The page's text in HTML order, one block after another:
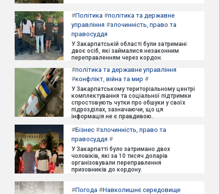
#Політика #політика та державне
управління #злочинність, право та
правосуддя
У Закарпатській області були затримані
двоє осіб, які займалися незаконним
переправленням через кордон.
#політика та державне управління
#конфлікт, війна та мир #
У Закарпатському територіальному центрі
комплектування та соціальної підтримки
спростовують чутки про обшуки у своїх
підрозділах, зазначаючи, що ця
інформація не є правдивою.
#Бізнес #злочинність, право та
правосуддя #
У Закарпатті було затримано двох
чоловіків, які за 10 тисяч доларів
організовували переправлення
призовників до кордону.
#Погода #Навколишнє середовище